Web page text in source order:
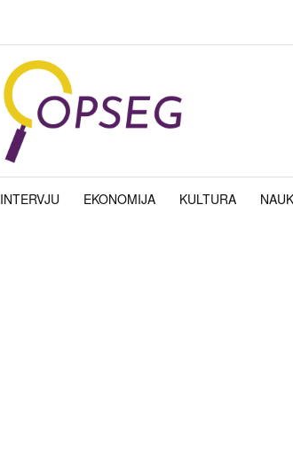
INTERVJU EKONOMIJA KULTURA